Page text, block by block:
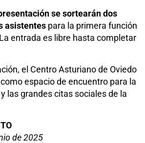
se sortearán dos
asistentes para la primera función
entrada es libre hasta completar
el Centro Asturiano de Oviedo
espacio de encuentro para la
las grandes citas sociales de la
de 2025